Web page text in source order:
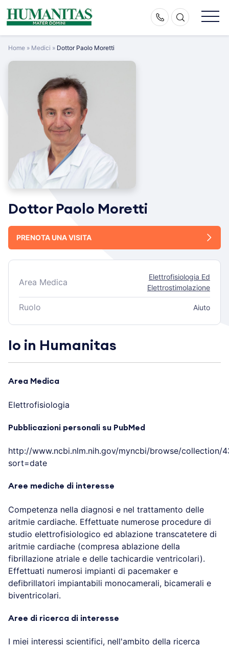
Skip
to
Home » Medici » Dottor Paolo Moretti
Dottor Paolo Moretti
PRENOTA UNA VISITA
Area Medica
Elettrofisiologia Ed
Elettrostimolazione
Ruolo Aiuto
Io in Humanitas
Area Medica
Elettrofisiologia
Pubblicazioni personali su PubMed
http://www.ncbi.nlm.nih.gov/myncbi/browse/collection/
sort=date
Aree mediche di interesse
Competenza nella diagnosi e nel trattamento delle
aritmie cardiache. Effettuate numerose procedure di
studio elettrofisiologico ed ablazione transcatetere di
aritmie cardiache (compresa ablazione della
fibrillazione atriale e delle tachicardie ventricolari).
Effettuati numerosi impianti di pacemaker e
defibrillatori impiantabili monocamerali, bicamerali e
biventricolari.
Aree di ricerca di interesse
I miei interessi scientifici, nell'ambito della ricerca